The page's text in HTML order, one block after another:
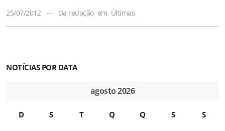
25/07/2012 — Da redação em Últimas
NOTÍCIAS POR DATA
agosto 2026
D S T Q Q S S